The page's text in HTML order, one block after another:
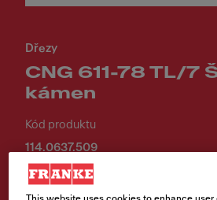
Dřezy
CNG 611-78 TL/7
kámen
Kód produktu
114.0637.509
7 139,00 Kč